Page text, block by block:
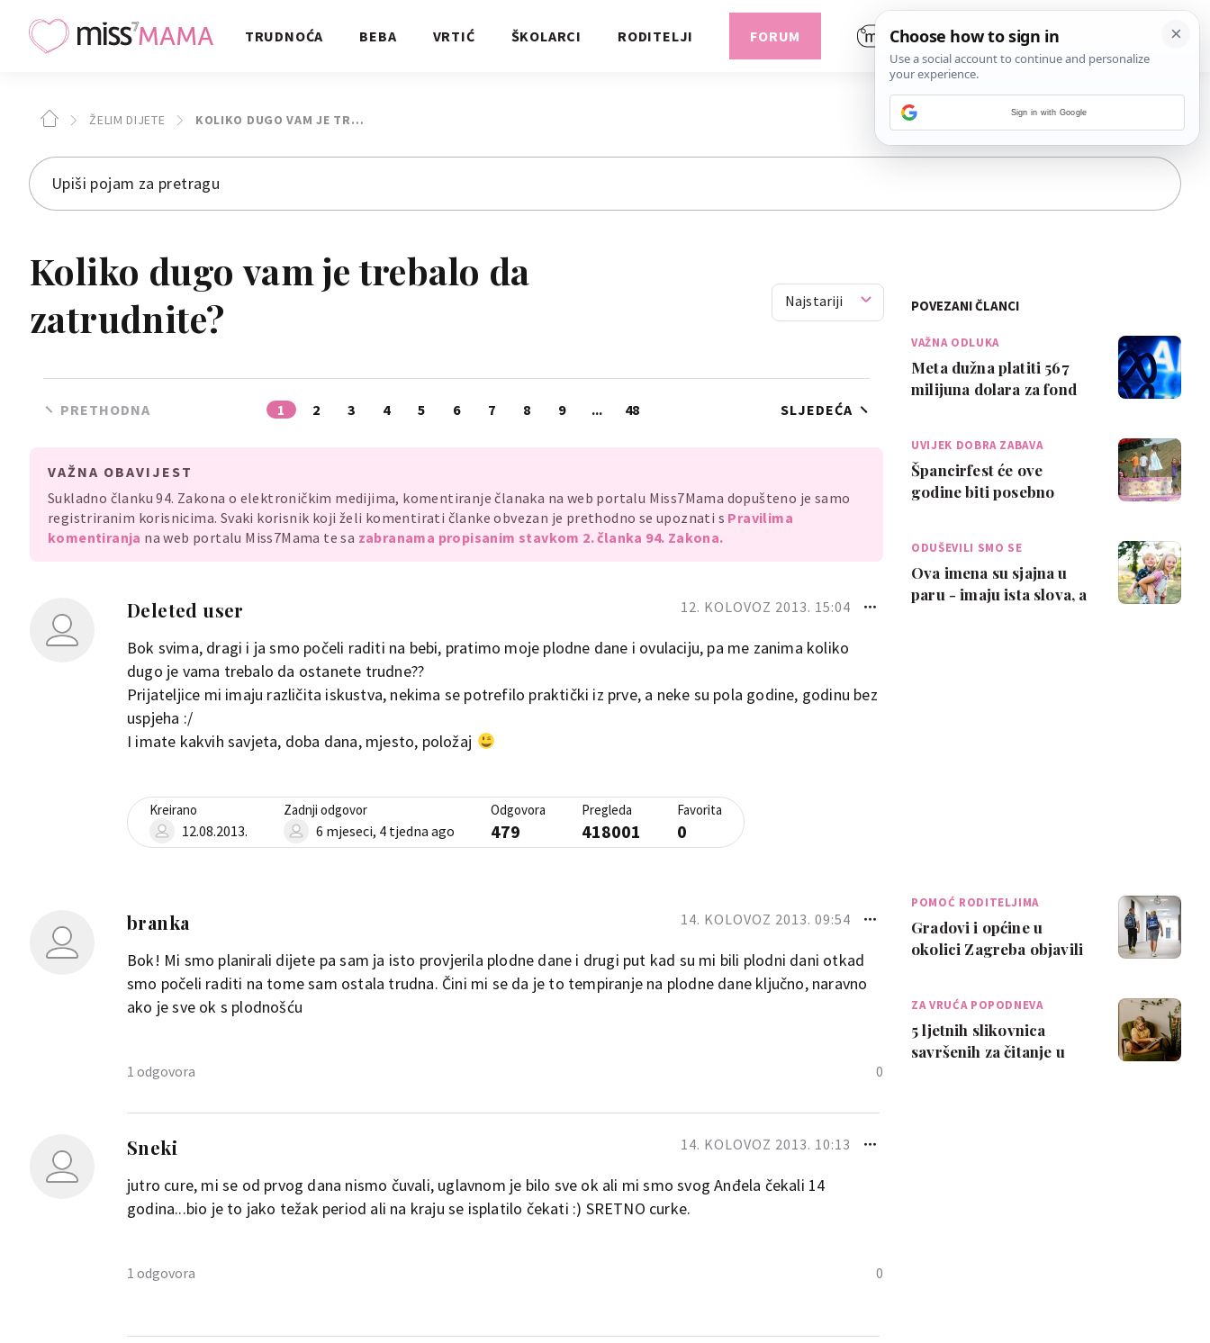
TRUDNOĆA BEBA VRTIĆ ŠKOLARCI RODITELJI FORUM
ŽELIM DIJETE KOLIKO DUGO VAM JE TR…
Koliko dugo vam je trebalo da
zatrudnite?
Najstariji
PRETHODNA 1 2 3 4 5 6 7 8 9 ... 48 SLJEDEĆA
VAŽNA OBAVIJEST
Sukladno članku 94. Zakona o elektroničkim medijima, komentiranje članaka na web portalu Miss7Mama dopušteno je samo
registriranim korisnicima. Svaki korisnik koji želi komentirati članke obvezan je prethodno se upoznati s Pravilima
komentiranja na web portalu Miss7Mama te sa zabranama propisanim stavkom 2. članka 94. Zakona.
Deleted user 12. KOLOVOZ 2013. 15:04
Bok svima, dragi i ja smo počeli raditi na bebi, pratimo moje plodne dane i ovulaciju, pa me zanima koliko
dugo je vama trebalo da ostanete trudne??
Prijateljice mi imaju različita iskustva, nekima se potrefilo praktički iz prve, a neke su pola godine, godinu bez
uspjeha :/
I imate kakvih savjeta, doba dana, mjesto, položaj
Kreirano
12.08.2013.
Zadnji odgovor
6 mjeseci, 4 tjedna ago
Odgovora
479
Pregleda
418001
Favorita
0
branka 14. KOLOVOZ 2013. 09:54
Bok! Mi smo planirali dijete pa sam ja isto provjerila plodne dane i drugi put kad su mi bili plodni dani otkad
smo počeli raditi na tome sam ostala trudna. Čini mi se da je to tempiranje na plodne dane ključno, naravno
ako je sve ok s plodnošću
Jele121
pokusavanja! Sve je bilo u redu s oboje ali stres i nervoza su nas
stalno kočili. Nismo koristili nikakve testove za ovulaciju nego smo
se jednostavno konacno opustili i prestali razmisljati o trudnoci. Sad
1 odgovora 0
Sneki 14. KOLOVOZ 2013. 10:13
jutro cure, mi se od prvog dana nismo čuvali, uglavnom je bilo sve ok ali mi smo svog Anđela čekali 14
godina...bio je to jako težak period ali na kraju se isplatilo čekati :) SRETNO curke.
1 odgovora 0
POVEZANI ČLANCI
VAŽNA ODLUKA
Meta dužna platiti 567
milijuna dolara za fond
UVIJEK DOBRA ZABAVA
Špancirfest će ove
godine biti posebno
ODUŠEVILI SMO SE
Ova imena su sjajna u
paru - imaju ista slova, a
POMOĆ RODITELJIMA
Gradovi i općine u
okolici Zagreba objavili
ZA VRUĆA POPODNEVA
5 ljetnih slikovnica
savršenih za čitanje u
Sign in with Google